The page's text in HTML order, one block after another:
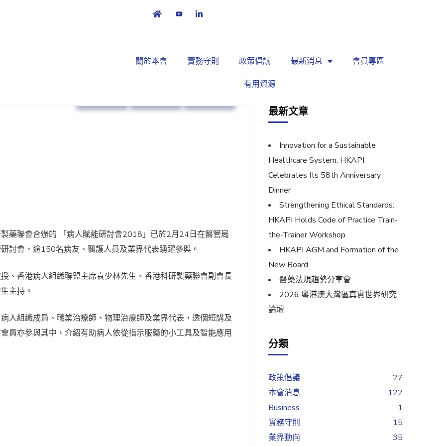
關於本會 實務守則 政策倡議 最新消息 會員專區
有用資源
藥聯會合辦的 「病人賦能研討會2018」已於2月24日在醫管局
討會，逾150名病友、醫護人員及業界代表踴躍參與。
、香港病人組織聯盟主席袁少林先生、香港科研製藥聯會副會長
主持。
人組織成員、職業治療師、物理治療師及業界代表，透個短講及
員亦參與其中，介紹有助病人依從指示服藥的小工具及智能應用
最新文章
Innovation for a Sustainable
Healthcare System: HKAPI
Celebrates Its 58th Anniversary
Dinner
Strengthening Ethical Standards:
HKAPI Holds Code of Practice Train-
the-Trainer Workshop
HKAPI AGM and Formation of the
New Board
醫藥法規趨勢分享會
2026 粵港澳大灣區真實世界研究
論壇
分類
政策倡議
27
本會消息
122
Business
1
實務守則
15
業界動向
35